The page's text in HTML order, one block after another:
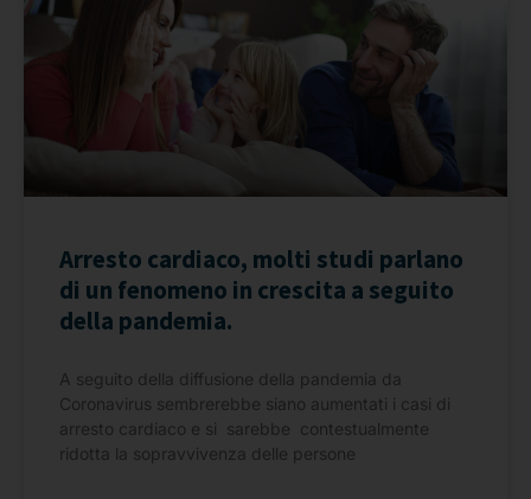
Arresto cardiaco, molti studi parlano
di un fenomeno in crescita a seguito
della pandemia.
A seguito della diffusione della pandemia da
Coronavirus sembrerebbe siano aumentati i casi di
arresto cardiaco e si sarebbe contestualmente
ridotta la sopravvivenza delle persone